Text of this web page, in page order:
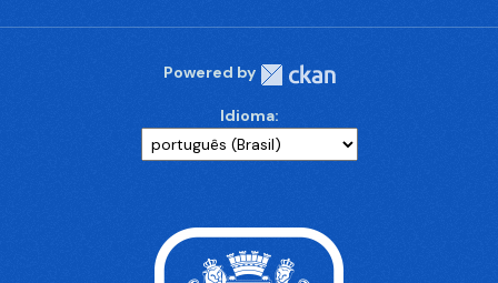
Powered by
Idioma